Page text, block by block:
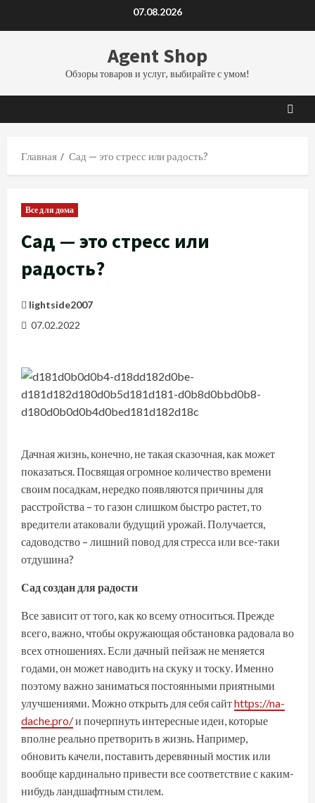
07.08.2026
Agent Shop
Обзоры товаров и услуг, выбирайте с умом!
Главная Сад — это стресс или радость?
Все для дома
Сад — это стресс или
радость?
lightside2007
07.02.2022
Дачная жизнь, конечно, не такая сказочная, как может
показаться. Посвящая огромное количество времени
своим посадкам, нередко появляются причины для
расстройства – то газон слишком быстро растет, то
вредители атаковали будущий урожай. Получается,
садоводство – лишний повод для стресса или все-таки
отдушина?
Сад создан для радости
Все зависит от того, как ко всему относиться. Прежде
всего, важно, чтобы окружающая обстановка радовала во
всех отношениях. Если дачный пейзаж не меняется
годами, он может наводить на скуку и тоску. Именно
поэтому важно заниматься постоянными приятными
улучшениями. Можно открыть для себя сайтhttps://na-
dache.pro/и почерпнуть интересные идеи, которые
вполне реально претворить в жизнь. Например,
обновить качели, поставить деревянный мостик или
вообще кардинально привести все соответствие с каким-
нибудь ландшафтным стилем.